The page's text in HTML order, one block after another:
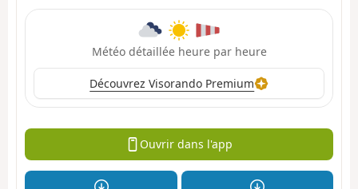
Météo détaillée heure par heure
Découvrez Visorando Premium
Ouvrir dans l'app